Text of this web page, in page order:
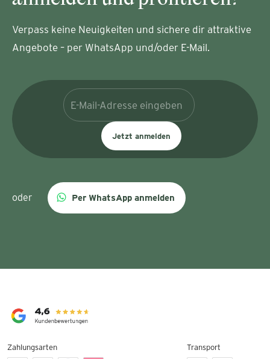
Verpass keine Neuigkeiten und sichere dir attraktive
Angebote – per WhatsApp und/oder E-Mail.
Jetzt anmelden
oder Per WhatsApp anmelden
Zahlungsarten Transport